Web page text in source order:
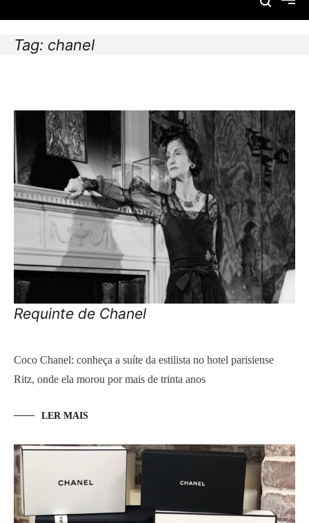
Tag: chanel
Requinte de Chanel
Coco Chanel: conheça a suíte da estilista no hotel parisiense
Ritz, onde ela morou por mais de trinta anos
LER MAIS